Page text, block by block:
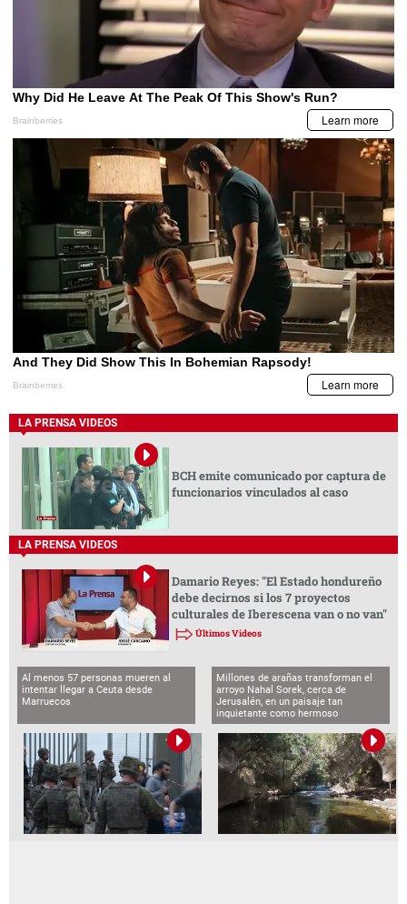
LA PRENSA VIDEOS
BCH emite comunicado por captura de
funcionarios vinculados al caso
LA PRENSA VIDEOS
Damario Reyes: "El Estado hondureño
debe decirnos si los 7 proyectos
culturales de Iberescena van o no van"
Últimos Videos
Al menos 57 personas mueren al
intentar llegar a Ceuta desde
Marruecos
Millones de arañas transforman el
arroyo Nahal Sorek, cerca de
Jerusalén, en un paisaje tan
inquietante como hermoso